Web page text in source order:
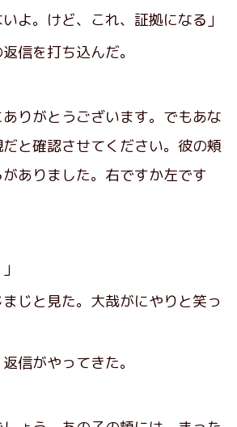
よ。けど、これ、証拠になる」
信を打ち込んだ。
りがとうございます。でもあな
と確認させてください。彼の頬
ありました。右ですか左です
じと見た。大哉がにやりと笑っ
信がやってきた。